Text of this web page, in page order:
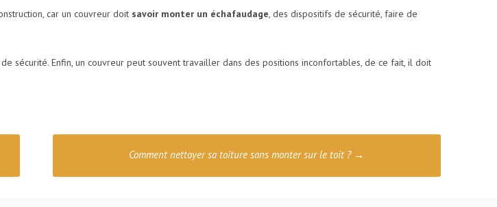
car un couvreur doit savoir monter un échafaudage, des dispositifs de sécurité, faire de
sécurité. Enfin, un couvreur peut souvent travailler dans des positions inconfortables, de ce fait, il doit
Comment nettoyer sa toiture sans monter sur le toit ? →